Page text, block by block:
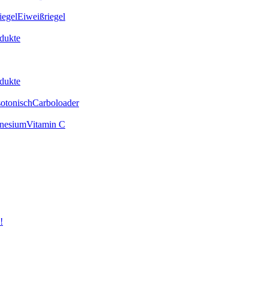
Eiweißriegel
Carboloader
Vitamin C